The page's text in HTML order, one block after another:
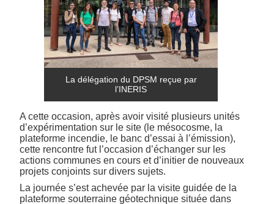
La délégation du DPSM reçue par
l’INERIS
A cette occasion, après avoir visité plusieurs unités
d’expérimentation sur le site (le mésocosme, la
plateforme incendie, le banc d’essai à l’émission),
cette rencontre fut l’occasion d’échanger sur les
actions communes en cours et d’initier de nouveaux
projets conjoints sur divers sujets.
La journée s’est achevée par la visite guidée de la
plateforme souterraine géotechnique située dans